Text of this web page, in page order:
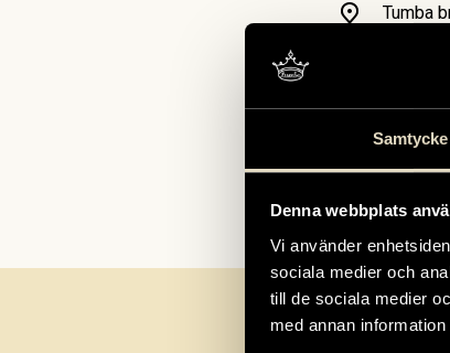
Samtycke
Denna webbplats
Vi använder
sociala medier och
till de sociala medier
med annan
Tumba